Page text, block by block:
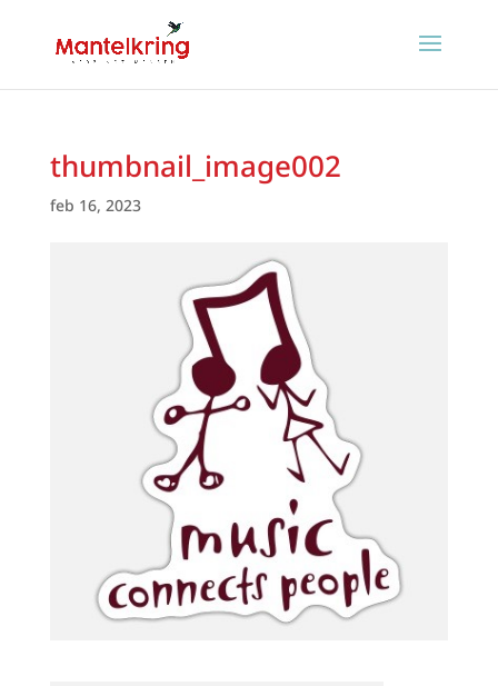
thumbnail_image002
feb 16, 2023